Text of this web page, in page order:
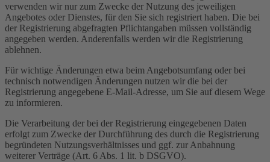
verwenden wir nur zum Zwecke der Nutzung des jeweiligen
Angebotes oder Dienstes, für den Sie sich registriert haben. Die bei
der Registrierung abgefragten Pflichtangaben müssen vollständig
angegeben werden. Anderenfalls werden wir die Registrierung
ablehnen.
Für wichtige Änderungen etwa beim Angebotsumfang oder bei
technisch notwendigen Änderungen nutzen wir die bei der
Registrierung angegebene E-Mail-Adresse, um Sie auf diesem Wege
zu informieren.
Die Verarbeitung der bei der Registrierung eingegebenen Daten
erfolgt zum Zwecke der Durchführung des durch die Registrierung
begründeten Nutzungsverhältnisses und ggf. zur Anbahnung
weiterer Verträge (Art. 6 Abs. 1 lit. b DSGVO).